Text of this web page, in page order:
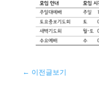
← 이전글보기